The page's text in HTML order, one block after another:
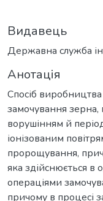
Видавець
Державна служба
Анотація
Спосіб
замочування
ворушінням й
іонізованим
пророщування,
яка здійснюється в
операціями
причому в процесі